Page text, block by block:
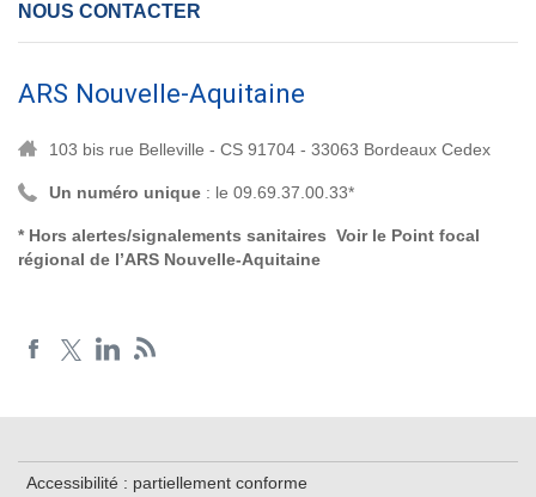
NOUS CONTACTER
ARS Nouvelle-Aquitaine
103 bis rue Belleville - CS 91704 - 33063 Bordeaux Cedex
Un numéro unique : le 09.69.37.00.33*
* Hors alertes/signalements sanitaires Voir le Point focal
régional de l’ARS Nouvelle-Aquitaine
Accessibilité : partiellement conforme